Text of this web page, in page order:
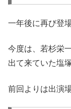
一年後に再び登場
今度は、若杉栄
出て来ていた塩
前回よりは出演